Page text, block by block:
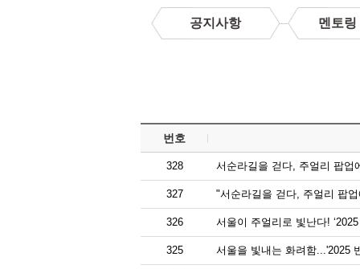
공지사항 멘토링
번호
328 서순라길을 걷다, 주얼리 팝업
327 "서순라길을 걷다, 주얼리 팝
326 서울이 주얼리로 빛난다!
325 서울을 빛내는 화려함...'2025